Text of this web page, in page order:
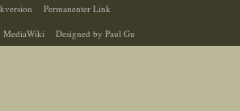
Permanenter Link
MediaWiki Designed by Paul Gu